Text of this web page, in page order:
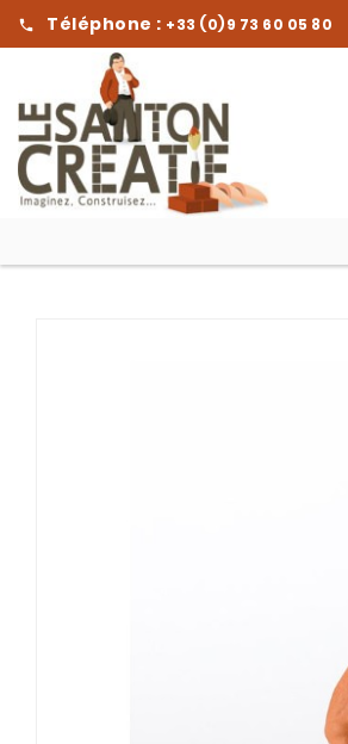
 Téléphone : +33 (0)9 73 60 05 80